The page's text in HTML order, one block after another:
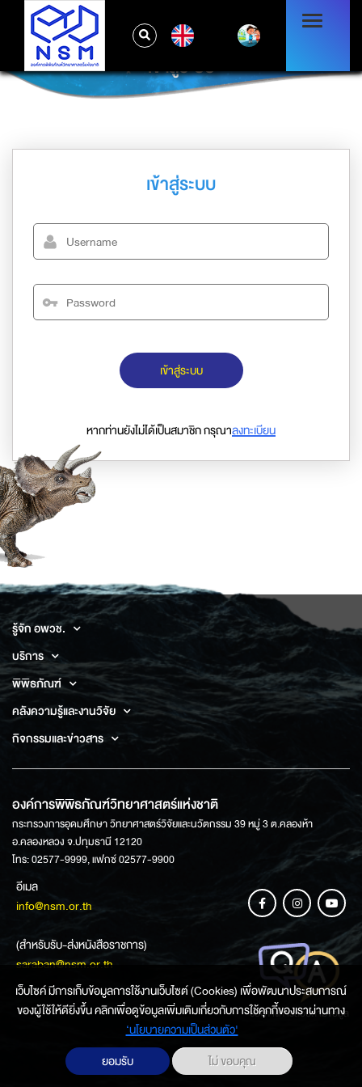
เข้าสู่ระบบ
เข้าสู่ระบบ
เข้าสู่ระบบ
หากท่านยังไม่ได้เป็นสมาชิก กรุณาลงทะเบียน
รู้จัก อพวช.
บริการ
พิพิธภัณฑ์
คลังความรู้และงานวิจัย
กิจกรรมและข่าวสาร
องค์การพิพิธภัณฑ์วิทยาศาสตร์แห่งชาติ
กระทรวงการอุดมศึกษา วิทยาศาสตร์วิจัยและนวัตกรรม 39 หมู่ 3 ต.คลองห้า
อ.คลองหลวง จ.ปทุมธานี 12120
โทร: 02577-9999, แฟกซ์ 02577-9900
อีเมล
info@nsm.or.th
(สำหรับรับ-ส่งหนังสือราชการ)
saraban@nsm.or.th
ช่องทางการสอบถามข้อมูล
เว็บไซค์ มีการเก็บข้อมูลการใช้งานเว็บไซต์ (Cookies) เพื่อพัฒนาประสบการณ์
ของผู้ใช้ให้ดียิ่งขึ้น คลิกเพื่อดูข้อมูลเพิ่มเติมเกี่ยวกับการใช้คุกกี้ของเราผ่านทาง
‘นโยบายความเป็นส่วนตัว'
ยอมรับ
ไม่ ขอบคุณ